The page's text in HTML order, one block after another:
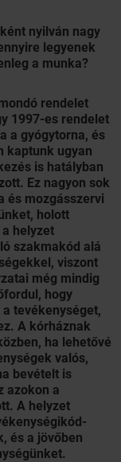
nyilván nagy
legyenek
a munka?
rendelet
1997-es rendelet
a gyógytorna, és
kaptunk ugyan
is hatályban
Ez nagyon sok
és mozgásszervi
holott
helyzet
szakmakód alá
viszont
még mindig
hogy
tevékenységet,
A kórháznak
ha lehetővé
valós,
bevételt is
azokon a
A helyzet
és a jövőben